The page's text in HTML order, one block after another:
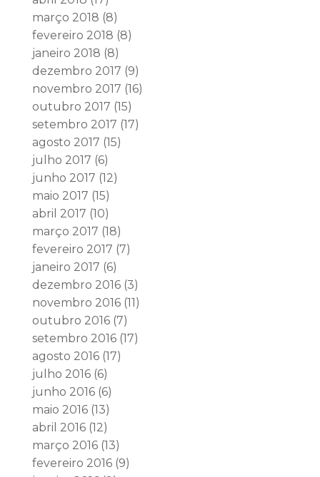
março 2018 (8)
fevereiro 2018 (8)
janeiro 2018 (8)
dezembro 2017 (9)
novembro 2017 (16)
outubro 2017 (15)
setembro 2017 (17)
agosto 2017 (15)
julho 2017 (6)
junho 2017 (12)
maio 2017 (15)
abril 2017 (10)
março 2017 (18)
fevereiro 2017 (7)
janeiro 2017 (6)
dezembro 2016(3)
novembro 2016(11)
outubro 2016(7)
setembro 2016(17)
agosto 2016(17)
julho 2016(6)
junho 2016(6)
maio 2016(13)
abril 2016(12)
março 2016(13)
fevereiro 2016(9)